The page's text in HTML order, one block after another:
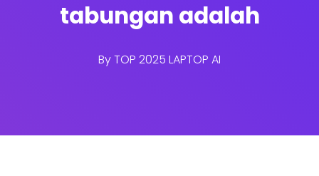
tabungan adalah
ByTOP 2025 LAPTOP AI